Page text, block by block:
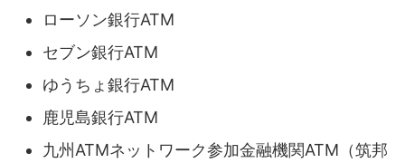
ローソン銀行ATM
セブン銀行ATM
ゆうちょ銀行ATM
鹿児島銀行ATM
九州ATMネットワーク参加金融機関ATM（筑邦